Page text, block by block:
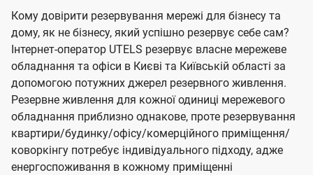
Кому довірити резервування мережі для бізнесу та
дому, як не бізнесу, який успішно резервує себе сам?
Інтернет-оператор UTELS резервує власне мережеве
обладнання та офіси в Києві та Київській області за
допомогою потужних джерел резервного живлення.
Резервне живлення для кожної одиниці мережевого
обладнання приблизно однакове, проте резервування
квартири/будинку/офісу/комерційного приміщення/
коворкінгу потребує індивідуального підходу, адже
енергоспоживання в кожному приміщенні